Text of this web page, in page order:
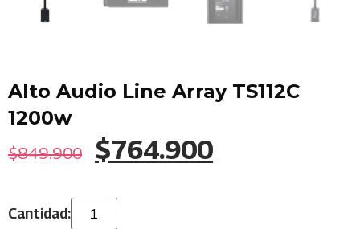
Alto Audio Line Array TS112C
1200w
$849.900 $764.900